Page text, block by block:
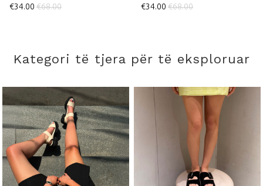
€34.00 €68.00 €34.00 €68.00
Kategori të tjera për të eksploruar